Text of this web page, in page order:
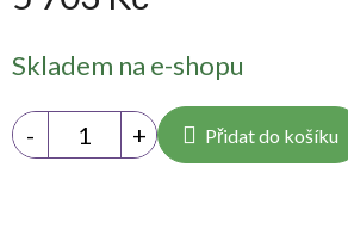
cena:
Skladem na e-shopu
Přidat do košíku